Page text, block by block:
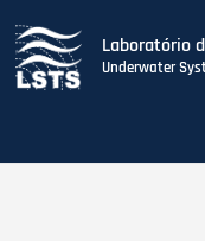
Laboratório
Underwater